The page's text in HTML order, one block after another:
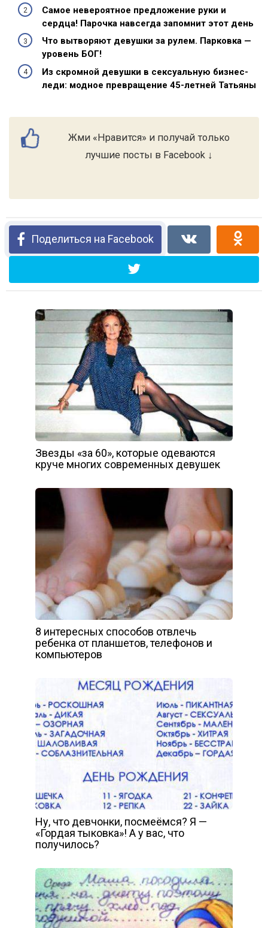
Самое невероятное предложение руки и
сердца! Парочка навсегда запомнит этот день
Что вытворяют девушки за рулем. Парковка —
уровень БОГ!
Из скромной девушки в сексуальную бизнес-
леди: модное превращение 45-летней Татьяны
Жми «Нравится» и получай только
лучшие посты в Facebook ↓
Поделиться на Facebook
Звезды «за 60», которые одеваются
круче многих современных девушек
8 интересных способов отвлечь
ребенка от планшетов, телефонов и
компьютеров
Ну, что девчонки, посмеёмся? Я —
«Гордая тыковка»! А у вас, что
получилось?